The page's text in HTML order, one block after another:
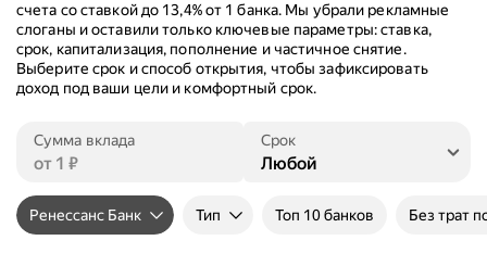
счета со ставкой до 13,4% от 1 банка. Мы убрали рекламные
слоганы и оставили только ключевые параметры: ставка,
срок, капитализация, пополнение и частичное снятие.
Выберите срок и способ открытия, чтобы зафиксировать
доход под ваши цели и комфортный срок.
Сумма вклада Срок
Ренессанс Банк Тип Топ 10 банков Без трат